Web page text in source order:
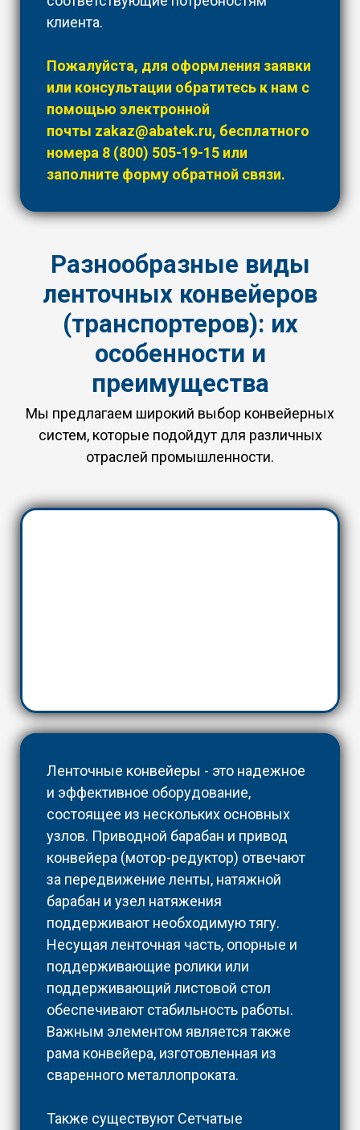
клиента.
Пожалуйста, для оформления заявки
или консультации обратитесь к нам с
помощью электронной
почты zakaz@abatek.ru, бесплатного
номера 8 (800) 505-19-15 или
заполните форму обратной связи.
Разнообразные виды
ленточных конвейеров
(транспортеров): их
особенности и
преимущества
Мы предлагаем широкий выбор конвейерных
систем, которые подойдут для различных
отраслей промышленности.
Ленточные конвейеры - это надежное
и эффективное оборудование,
состоящее из нескольких основных
узлов. Приводной барабан и привод
конвейера (мотор-редуктор) отвечают
за передвижение ленты, натяжной
барабан и узел натяжения
поддерживают необходимую тягу.
Несущая ленточная часть, опорные и
поддерживающие ролики или
поддерживающий листовой стол
обеспечивают стабильность работы.
Важным элементом является также
рама конвейера, изготовленная из
сваренного металлопроката.
Также существуют Сетчатые